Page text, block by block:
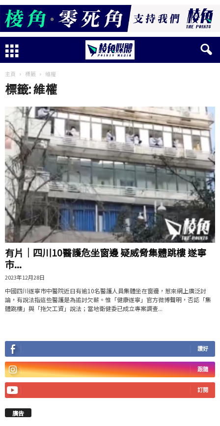
主頁 標籤 維權
標籤: 維權
有片│四川10醫護危坐窗邊 疑威脅集體跳樓 遂寧
市...
2023年12月28日
中國四川遂寧市中醫院近日有逾10名醫護人員集體坐在窗邊，惹來網上廣泛討
論，有說法指這些醫護是為追討欠薪。惟「健康遂寧」官方微博聲明，否認「集
體跳樓」與「拖欠工資」說法；當地衛健委已成立專案調查...
讚好
跟隨
訂閱
廣告